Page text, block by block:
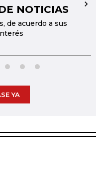
NOTICIAS
de acuerdo a sus
→
YA